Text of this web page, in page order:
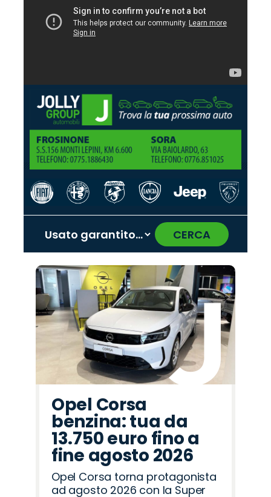
CERCA
Promo
Lancia
Promo
Abarth
Promo
Jaecoo
Promo
Citroën
Promo
Seat
Promo
Land
Rover
Promo
Mazda
Promo
Alfa
Romeo
Promo
Cupra
Promo
Peugeot
Promo
Jeep
Promo
Opel
Promo
Fiat
Promo
Hyundai
Promo
Omoda
‹ ›
Opel Corsa
benzina: tua da
13.750 euro fino a
fine agosto 2026
Opel Corsa torna protagonista
ad agosto 2026 con la Super